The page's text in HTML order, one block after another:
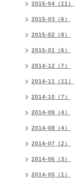
2015-04（11）
2015-03（6）
2015-02（8）
2015-01（6）
2014-12（7）
2014-11（11）
2014-10（7）
2014-09（4）
2014-08（4）
2014-07（2）
2014-06（3）
2014-05（1）